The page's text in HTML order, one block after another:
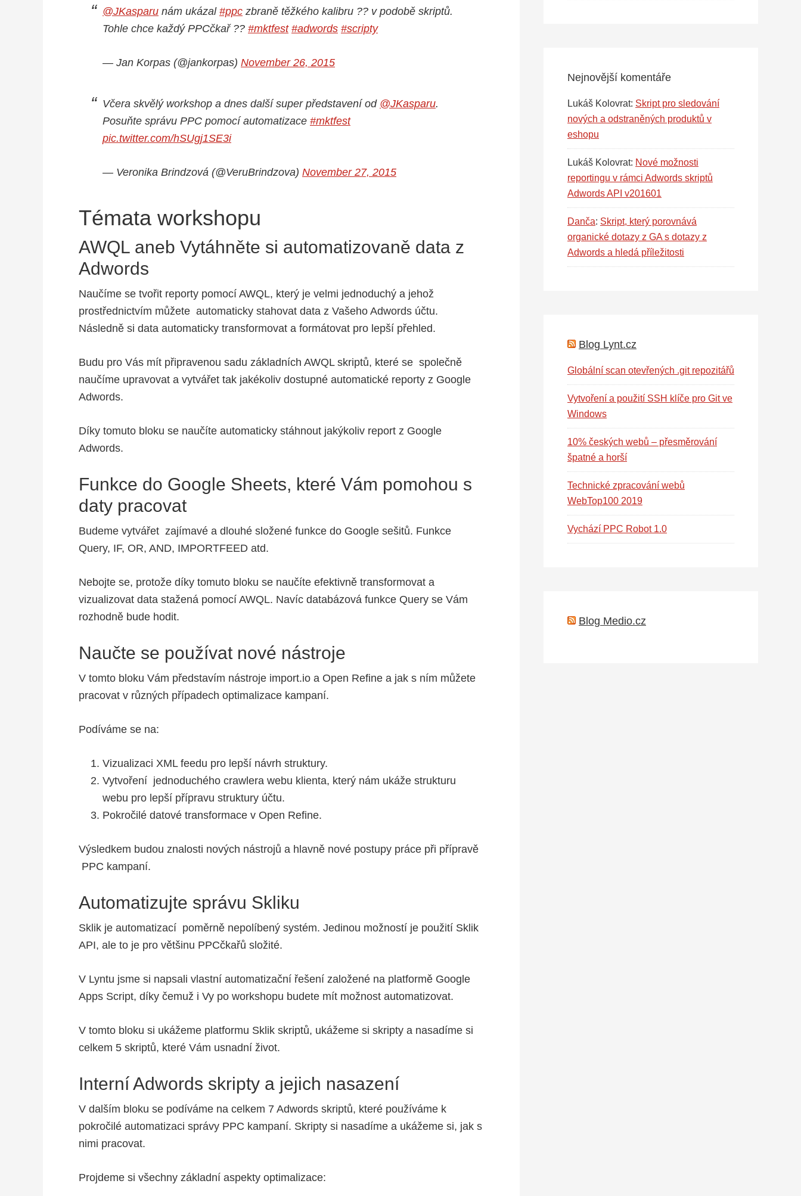
@JKasparu nám ukázal #ppc zbraně těžkého kalibru ?? v podobě skriptů.
Tohle chce každý PPCčkař ?? #mktfest #adwords #scripty
— Jan Korpas (@jankorpas) November 26, 2015
Včera skvělý workshop a dnes další super představení od @JKasparu.
Posuňte správu PPC pomocí automatizace #mktfest
pic.twitter.com/hSUgj1SE3i
— Veronika Brindzová (@VeruBrindzova) November 27, 2015
Témata workshopu
AWQL aneb Vytáhněte si automatizovaně data z
Adwords
Naučíme se tvořit reporty pomocí AWQL, který je velmi jednoduchý a jehož
prostřednictvím můžete automaticky stahovat data z Vašeho Adwords účtu.
Následně si data automaticky transformovat a formátovat pro lepší přehled.
Budu pro Vás mít připravenou sadu základních AWQL skriptů, které se společně
naučíme upravovat a vytvářet tak jakékoliv dostupné automatické reporty z Google
Adwords.
Díky tomuto bloku se naučíte automaticky stáhnout jakýkoliv report z Google
Adwords.
Funkce do Google Sheets, které Vám pomohou s
daty pracovat
Budeme vytvářet zajímavé a dlouhé složené funkce do Google sešitů. Funkce
Query, IF, OR, AND, IMPORTFEED atd.
Nebojte se, protože díky tomuto bloku se naučíte efektivně transformovat a
vizualizovat data stažená pomocí AWQL. Navíc databázová funkce Query se Vám
rozhodně bude hodit.
Naučte se používat nové nástroje
V tomto bloku Vám představím nástroje import.io a Open Refine a jak s ním můžete
pracovat v různých případech optimalizace kampaní.
Podíváme se na:
Vizualizaci XML feedu pro lepší návrh struktury.
Vytvoření jednoduchého crawlera webu klienta, který nám ukáže strukturu
webu pro lepší přípravu struktury účtu.
Pokročilé datové transformace v Open Refine.
Výsledkem budou znalosti nových nástrojů a hlavně nové postupy práce při přípravě
PPC kampaní.
Automatizujte správu Skliku
Sklik je automatizací poměrně nepolíbený systém. Jedinou možností je použití Sklik
API, ale to je pro většinu PPCčkařů složité.
V Lyntu jsme si napsali vlastní automatizační řešení založené na platformě Google
Apps Script, díky čemuž i Vy po workshopu budete mít možnost automatizovat.
V tomto bloku si ukážeme platformu Sklik skriptů, ukážeme si skripty a nasadíme si
celkem 5 skriptů, které Vám usnadní život.
Interní Adwords skripty a jejich nasazení
V dalším bloku se podíváme na celkem 7 Adwords skriptů, které používáme k
pokročilé automatizaci správy PPC kampaní. Skripty si nasadíme a ukážeme si, jak s
nimi pracovat.
Projdeme si všechny základní aspekty optimalizace:
Nejnovější komentáře
Lukáš Kolovrat: Skript pro sledování
nových a odstraněných produktů v
eshopu
Lukáš Kolovrat: Nové možnosti
reportingu v rámci Adwords skriptů
Adwords API v201601
Danča: Skript, který porovnává
organické dotazy z GA s dotazy z
Adwords a hledá příležitosti
Blog Lynt.cz
Globální scan otevřených .git repozitářů
Vytvoření a použití SSH klíče pro Git ve
Windows
10% českých webů – přesměrování
špatné a horší
Technické zpracování webů
WebTop100 2019
Vychází PPC Robot 1.0
Blog Medio.cz